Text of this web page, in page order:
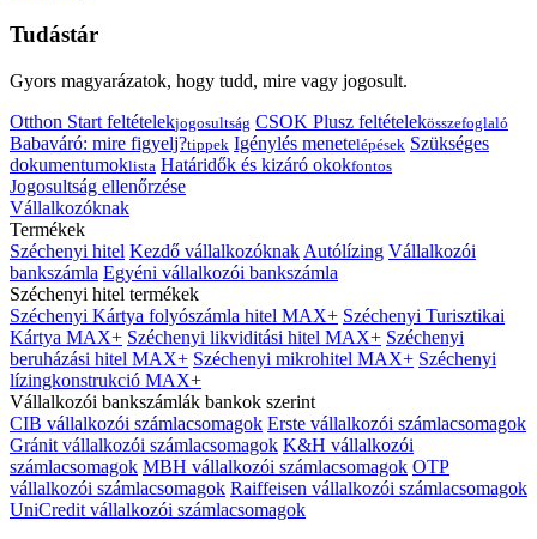
Tudástár
Gyors magyarázatok, hogy tudd, mire vagy jogosult.
Otthon Start feltételekjogosultság CSOK Plusz feltételekösszefoglaló
Babaváró: mire figyelj?tippek Igénylés menetelépések Szükséges
dokumentumoklista Határidők és kizáró okokfontos
Jogosultság ellenőrzése
Vállalkozóknak
Termékek
Széchenyi hitel Kezdő vállalkozóknak Autólízing Vállalkozói
bankszámla Egyéni vállalkozói bankszámla
Széchenyi hitel termékek
Széchenyi Kártya folyószámla hitel MAX+ Széchenyi Turisztikai
Kártya MAX+ Széchenyi likviditási hitel MAX+ Széchenyi
beruházási hitel MAX+ Széchenyi mikrohitel MAX+ Széchenyi
lízingkonstrukció MAX+
Vállalkozói bankszámlák bankok szerint
CIB vállalkozói számlacsomagok Erste vállalkozói számlacsomagok
Gránit vállalkozói számlacsomagok K&H vállalkozói
számlacsomagok MBH vállalkozói számlacsomagok OTP
vállalkozói számlacsomagok Raiffeisen vállalkozói számlacsomagok
UniCredit vállalkozói számlacsomagok